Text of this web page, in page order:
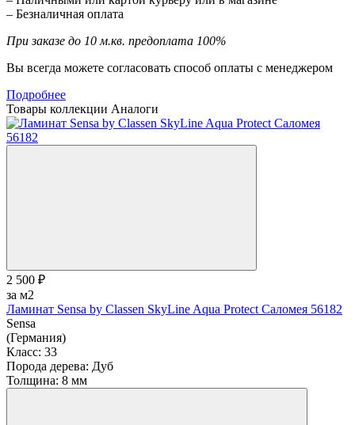
– Безналичная оплата
При заказе до 10 м.кв. предоплата 100%
Вы всегда можете согласовать способ оплаты с менеджером
Подробнее
Товары коллекции Аналоги
2 500 ₽
за м2
Ламинат Sensa by Classen SkyLine Aqua Protect Саломея 56182
Sensa
(Германия)
Класс: 33
Порода дерева: Дуб
Толщина: 8 мм